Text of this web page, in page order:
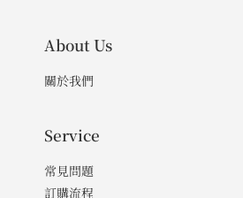
About Us
關於我們
Service
常見問題
訂購流程